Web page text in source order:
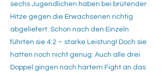
sechs Jugendlichen haben bei brütender
Hitze gegen die Erwachsenen richtig
abgeliefert. Schon nach den Einzeln
führten sie 4:2 – starke Leistung! Doch sie
hatten noch nicht genug: Auch alle drei
Doppel gingen nach hartem Fight an das